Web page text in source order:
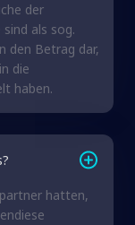
der
als sog.
den Betrag dar,
die
haben.
hatten,